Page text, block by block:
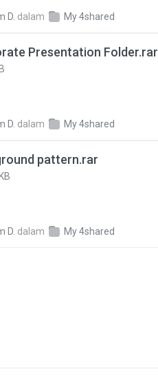
D. dalam My 4shared
Presentation Folder.rar
D. dalam My 4shared
pattern.rar
D. dalam My 4shared